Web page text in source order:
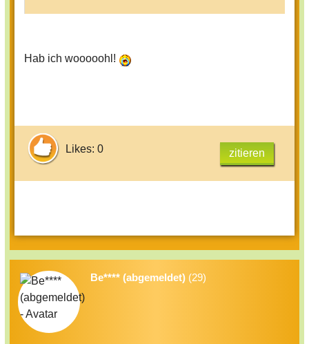
Hab ich wooooohl!
Likes: 0 zitieren
Be**** (abgemeldet) (29)